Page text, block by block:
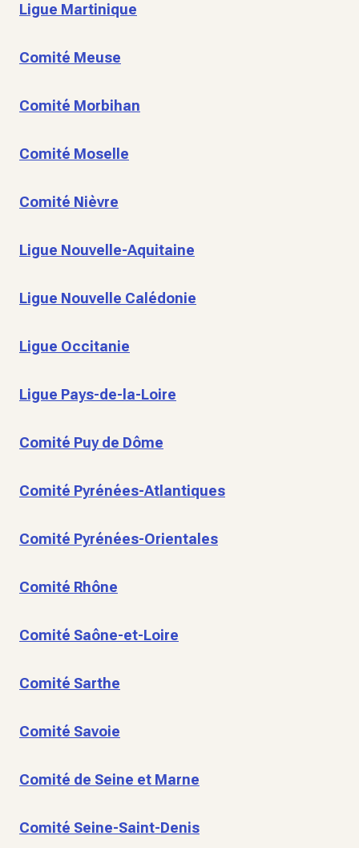
Ligue Martinique
Comité Meuse
Comité Morbihan
Comité Moselle
Comité Nièvre
Ligue Nouvelle-Aquitaine
Ligue Nouvelle Calédonie
Ligue Occitanie
Ligue Pays-de-la-Loire
Comité Puy de Dôme
Comité Pyrénées-Atlantiques
Comité Pyrénées-Orientales
Comité Rhône
Comité Saône-et-Loire
Comité Sarthe
Comité Savoie
Comité de Seine et Marne
Comité Seine-Saint-Denis